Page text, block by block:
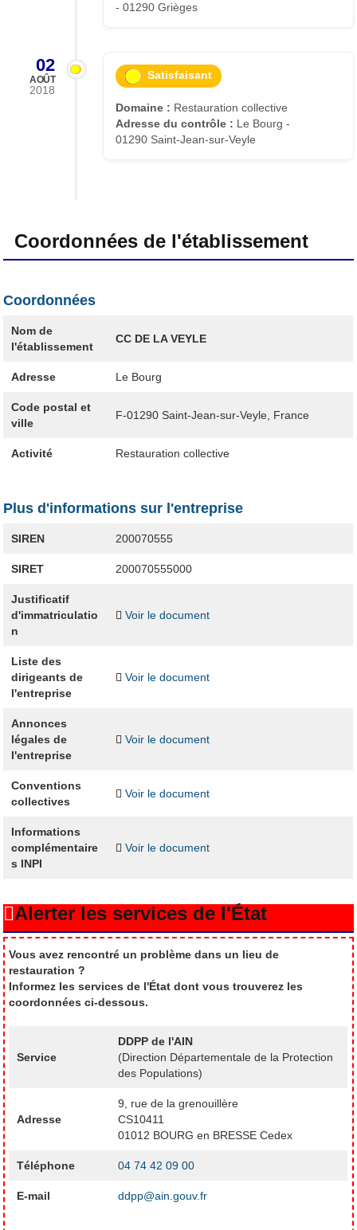
- 01290 Grièges
02
AOÛT
2018
Satisfaisant
Domaine : Restauration collective
Adresse du contrôle : Le Bourg -
01290 Saint-Jean-sur-Veyle
Coordonnées de l'établissement
Coordonnées
Nom de
l'établissement
CC DE LA VEYLE
Adresse Le Bourg
Code postal et
ville
F-01290 Saint-Jean-sur-Veyle, France
Activité Restauration collective
Plus d'informations sur l'entreprise
SIREN 200070555
SIRET 200070555000
Justificatif
d'immatriculatio
n
Voir le document
Liste des
dirigeants de
l'entreprise
Voir le document
Annonces
légales de
l'entreprise
Voir le document
Conventions
collectives
Voir le document
Informations
complémentaire
s INPI
Voir le document
Alerter les services de l'État
Vous avez rencontré un problème dans un lieu de
restauration ?
Informez les services de l'État dont vous trouverez les
coordonnées ci-dessous.
Service
DDPP de l'AIN
(Direction Départementale de la Protection
des Populations)
Adresse
9, rue de la grenouillère
CS10411
01012 BOURG en BRESSE Cedex
Téléphone 04 74 42 09 00
E-mail ddpp@ain.gouv.fr